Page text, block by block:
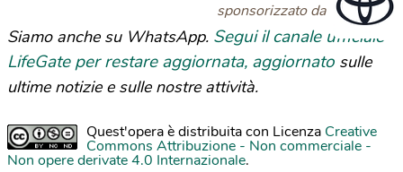
sponsorizzato da
Siamo anche su WhatsApp. Segui il canale ufficiale
LifeGate per restare aggiornata, aggiornato sulle
ultime notizie e sulle nostre attività.
Quest'opera è distribuita con Licenza Creative
Commons Attribuzione - Non commerciale -
Non opere derivate 4.0 Internazionale.